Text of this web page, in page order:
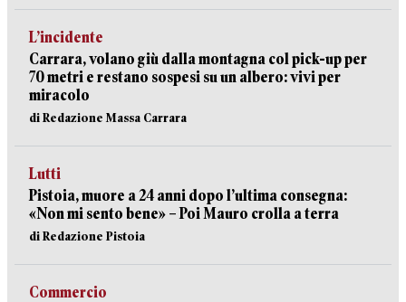
L’incidente
Carrara, volano giù dalla montagna col pick-up per
70 metri e restano sospesi su un albero: vivi per
miracolo
di Redazione Massa Carrara
Lutti
Pistoia, muore a 24 anni dopo l’ultima consegna:
«Non mi sento bene» – Poi Mauro crolla a terra
di Redazione Pistoia
Commercio